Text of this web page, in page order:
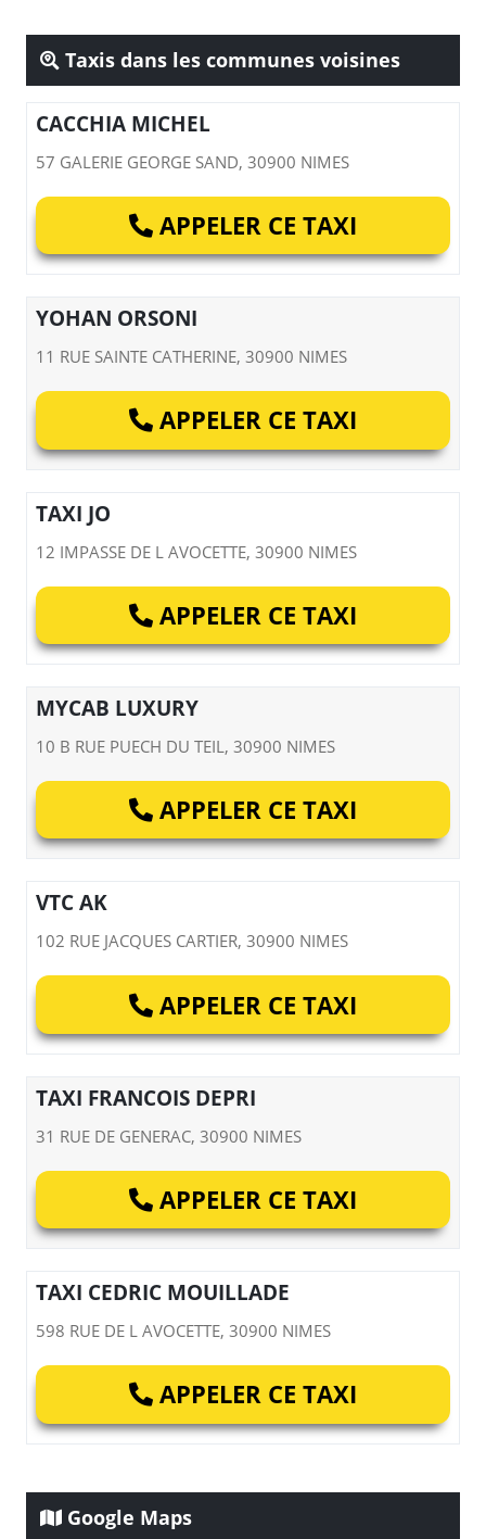
Taxis dans les communes voisines
CACCHIA MICHEL
57 GALERIE GEORGE SAND, 30900 NIMES
APPELER CE TAXI
YOHAN ORSONI
11 RUE SAINTE CATHERINE, 30900 NIMES
APPELER CE TAXI
TAXI JO
12 IMPASSE DE L AVOCETTE, 30900 NIMES
APPELER CE TAXI
MYCAB LUXURY
10 B RUE PUECH DU TEIL, 30900 NIMES
APPELER CE TAXI
VTC AK
102 RUE JACQUES CARTIER, 30900 NIMES
APPELER CE TAXI
TAXI FRANCOIS DEPRI
31 RUE DE GENERAC, 30900 NIMES
APPELER CE TAXI
TAXI CEDRIC MOUILLADE
598 RUE DE L AVOCETTE, 30900 NIMES
APPELER CE TAXI
Google Maps